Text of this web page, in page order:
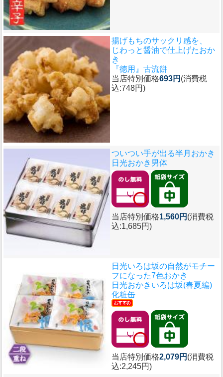
揚げもちのサックリ感を、
じわっと醤油で仕上げたおか
き
『徳用』古流餅
当店特別価格693円 (消費税
込:748円)
ついつい手が出る半月おかき
日光おかき男体
当店特別価格1,560円 (消費税
込:1,685円)
日光いろは坂の自然がモチー
フになった7色おかき
日光おかきいろは坂(春夏編)
化粧缶
当店特別価格2,079円 (消費税
込:2,245円)